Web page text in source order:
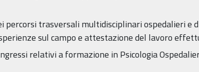
percorsi trasversali multidisciplinari ospedalieri e
sul campo e attestazione del lavoro
relativi a formazione in Psicologia